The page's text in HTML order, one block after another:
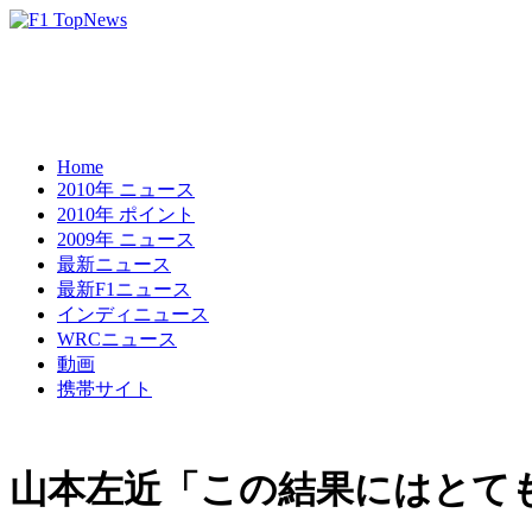
Home
2010年 ニュース
2010年 ポイント
2009年 ニュース
最新ニュース
最新F1ニュース
インディニュース
WRCニュース
動画
携帯サイト
山本左近「この結果にはとて